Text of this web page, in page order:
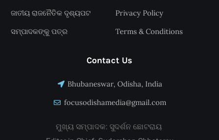
ଜାତୀୟ ରାଜନୈତିକ ଦୃଶ୍ୟପଟ
ସମ୍ପାଦକଙ୍କୁ ପତ୍ର
Privacy Policy
Terms & Conditions
Contact Us
Bhubaneswar, Odisha, India
focusodishamedia@gmail.com
ମୁଖ୍ୟ ସମ୍ପାଦକ: ସୁଦର୍ଶନ ଛୋଟରାୟ